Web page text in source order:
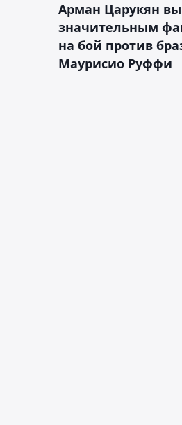
Арман Царукян
значительным
на бой против
Маурисио Руффи